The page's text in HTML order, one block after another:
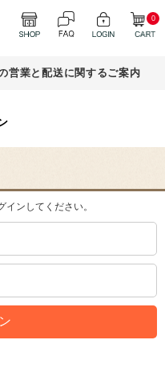
0
営業と配送に関するご案内
ンしてください。